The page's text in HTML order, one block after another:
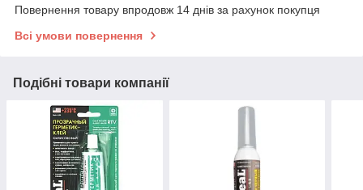
Повернення товару впродовж 14 днів за рахунок покупця
Всі умови повернення
Подібні товари компанії